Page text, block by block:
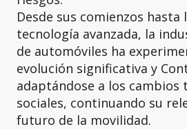
Desde sus comienzos hasta
tecnología avanzada, la
de automóviles ha
evolución significativa y
adaptándose a los cambios
sociales, continuando su
futuro de la movilidad.